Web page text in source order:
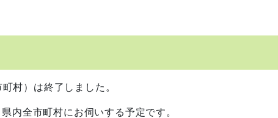
町村）は終了しました。
全市町村にお伺いする予定です。